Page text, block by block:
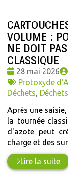
VOLUME :
NE DOIT
CLASSIQUE
Date
:
28 mai 2026
Tags
:
Protoxyde
Déchets,
Après une
la tournée
d'azote peut
charge et des
Lire la suite